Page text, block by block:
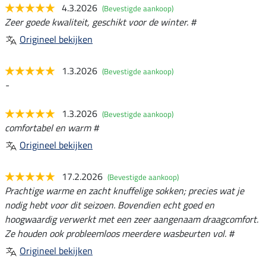
4.3.2026 (Bevestigde aankoop)
Zeer goede kwaliteit, geschikt voor de winter. #
Origineel bekijken
1.3.2026 (Bevestigde aankoop)
-
1.3.2026 (Bevestigde aankoop)
comfortabel en warm #
Origineel bekijken
17.2.2026 (Bevestigde aankoop)
Prachtige warme en zacht knuffelige sokken; precies wat je
nodig hebt voor dit seizoen. Bovendien echt goed en
hoogwaardig verwerkt met een zeer aangenaam draagcomfort.
Ze houden ook probleemloos meerdere wasbeurten vol. #
Origineel bekijken